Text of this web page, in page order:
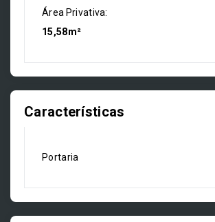
Área Privativa:
15,58m²
Características
Portaria